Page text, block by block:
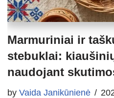
Marmuriniai ir
stebuklai:
naudojant
by Vaida Janikūnienė